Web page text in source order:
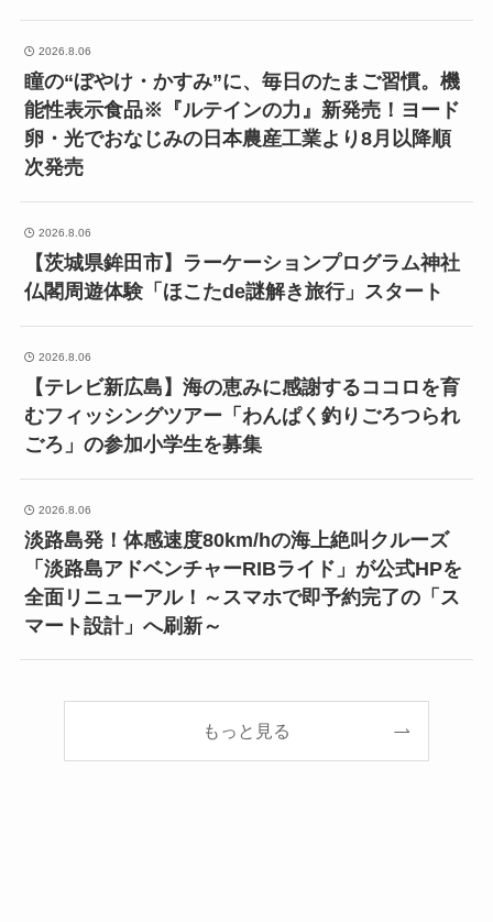
2026.8.06
瞳の“ぼやけ・かすみ”に、毎日のたまご習慣。機
能性表示食品※『ルテインの力』新発売！ヨード
卵・光でおなじみの日本農産工業より8月以降順
次発売
2026.8.06
【茨城県鉾田市】ラーケーションプログラム神社
仏閣周遊体験「ほこたde謎解き旅行」スタート
2026.8.06
【テレビ新広島】海の恵みに感謝するココロを育
むフィッシングツアー「わんぱく釣りごろつられ
ごろ」の参加小学生を募集
2026.8.06
淡路島発！体感速度80km/hの海上絶叫クルーズ
「淡路島アドベンチャーRIBライド」が公式HPを
全面リニューアル！～スマホで即予約完了の「ス
マート設計」へ刷新～
もっと見る